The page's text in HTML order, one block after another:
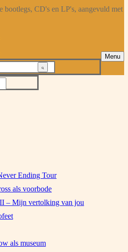
bootlegs, CD's en LP's, aangevuld met
Menu
Ending Tour
als voorbode
– Mijn vertolking van jou
als museum